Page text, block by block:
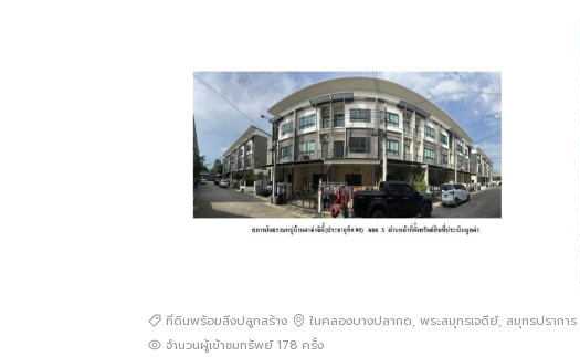
ที่ดินพร้อมสิ่งปลูกสร้าง ในคลองบางปลากด, พระสมุทรเจดีย์, สมุทรปราการ
จำนวนผู้เข้าชมทรัพย์ 178ครั้ง